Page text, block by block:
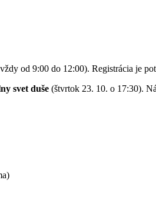
od 9:00 do 12:00). Registrácia je
svet duše (štvrtok 23. 10. o 17:30).